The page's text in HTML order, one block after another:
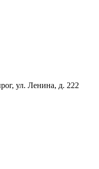
ул. Ленина, д. 222